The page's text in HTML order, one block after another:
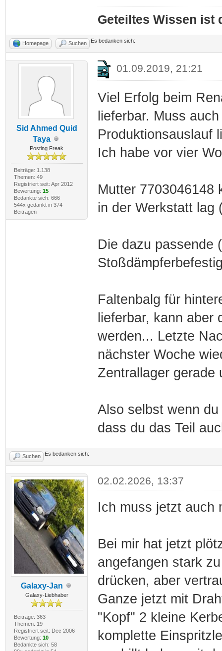
Geteiltes Wissen ist
Homepage Suchen Es bedanken sich:
Sid Ahmed Quid
Taya
Posting Freak
Beiträge: 1.138
Themen: 49
Registriert seit: Apr 2012
Bewertung: 15
Bedankte sich: 666
544x gedankt in 374
Beiträgen
01.09.2019, 21:21
Viel Erfolg beim
lieferbar. Muss
Produktionsauslauf
Ich habe vor vier
Mutter 7703046148
in der Werkstatt lag
Die dazu passende
Faltenbalg für
lieferbar, kann aber
werden... Letzte
nächster Woche
Zentrallager gerade
Also selbst wenn
dass du das Teil
Suchen Es bedanken sich:
Galaxy-Jan
Galaxy-Liebhaber
Beiträge: 363
Themen: 19
Registriert seit: Dec 2006
Bewertung: 10
Bedankte sich: 58
02.02.2026, 13:37
Ich muss jetzt auch
Bei mir hat jetzt
angefangen stark
drücken, aber
Ganze jetzt mit
"Kopf" 2 kleine
komplette